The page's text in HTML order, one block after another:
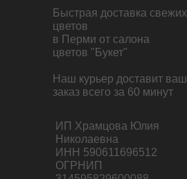
ИП Храмцова Юлия
Николаевна
ИНН 590611696512
ОГРНИП
Быстрая доставка свежих
цветов
в Перми от салона
цветов "Букет"
Наш курьер доставит ваш
заказ всего за 60 минут